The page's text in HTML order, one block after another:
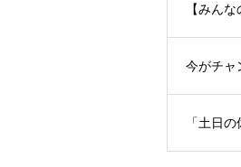
【みん
今がチャ
「土日